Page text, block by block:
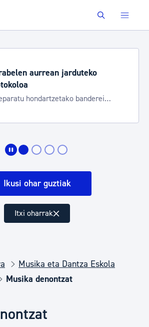
Buscar
aurrean jarduteko
hondartzetako banderei
Ikusi ohar guztiak
Itxi oharrak
Musika eta Dantza Eskola
Musika denontzat